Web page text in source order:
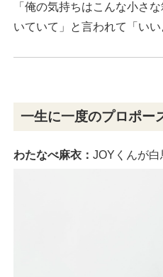
「俺の気持ちはこんな小さ
いていて」と言われて「い
一生に一度のプロポー
わたなべ麻衣： JOYくんが白